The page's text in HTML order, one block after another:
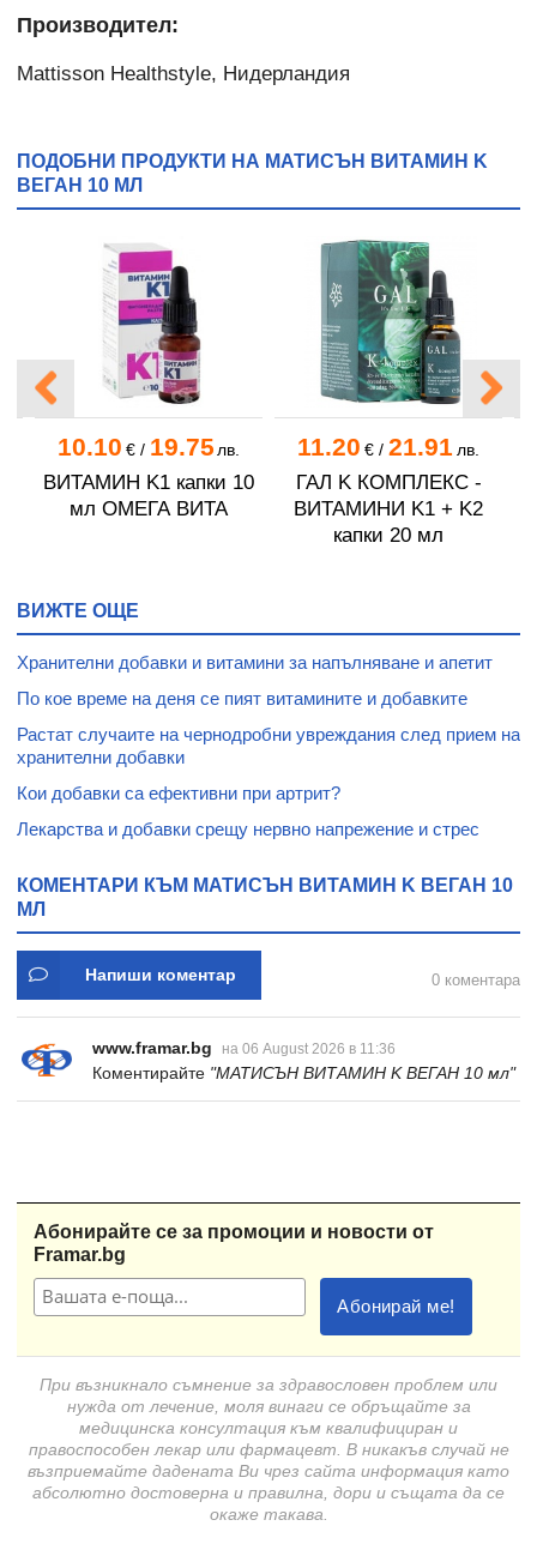
Производител:
Mattisson Healthstyle, Нидерландия
ПОДОБНИ ПРОДУКТИ НА МАТИСЪН ВИТАМИН K
ВЕГАН 10 МЛ
10.10 €/ 19.75 лв.
ВИТАМИН K1 капки 10
мл ОМЕГА ВИТА
11.20 € / 21.91 лв.
ГАЛ K КОМПЛЕКС -
ВИТАМИНИ K1 + K2
капки 20 мл
ВИЖТЕ ОЩЕ
Хранителни добавки и витамини за напълняване и апетит
По кое време на деня се пият витамините и добавките
Растат случаите на чернодробни увреждания след прием на
хранителни добавки
Кои добавки са ефективни при артрит?
Лекарства и добавки срещу нервно напрежение и стрес
КОМЕНТАРИ КЪМ МАТИСЪН ВИТАМИН K ВЕГАН 10
МЛ
Напиши коментар 0 коментара
www.framar.bg на 06 August 2026 в 11:36
Коментирайте "МАТИСЪН ВИТАМИН K ВЕГАН 10 мл"
Абонирайте се за промоции и новости от
Framar.bg
При възникнало съмнение за здравословен проблем или
нужда от лечение, моля винаги се обръщайте за
медицинска консултация към квалифициран и
правоспособен лекар или фармацевт. В никакъв случай не
възприемайте дадената Ви чрез сайта информация като
абсолютно достоверна и правилна, дори и същата да се
окаже такава.